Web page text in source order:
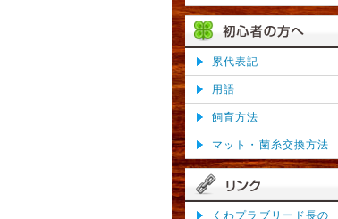
累代表記
用語
飼育方法
マット・菌糸交換方法
くわプラブリード長の